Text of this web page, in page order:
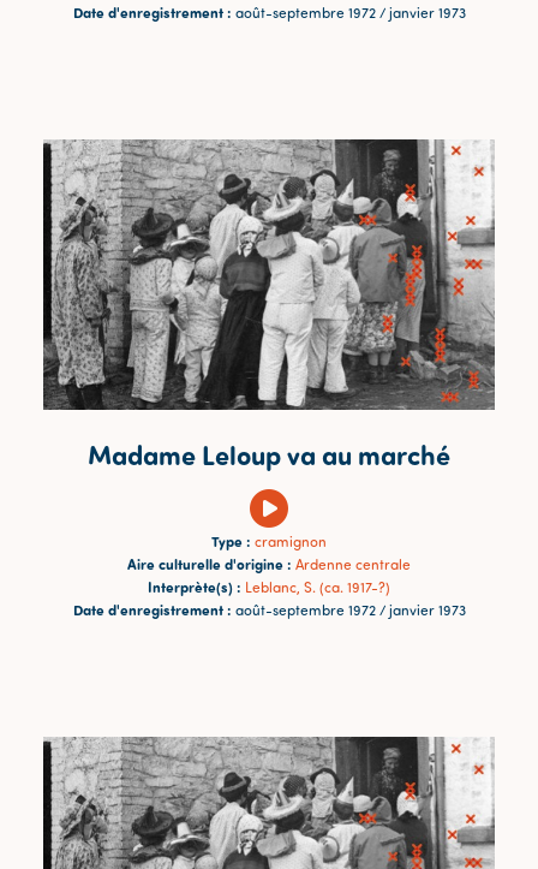
Date d'enregistrement : août-septembre 1972 / janvier 1973
Madame Leloup va au marché
Type : cramignon
Aire culturelle d'origine : Ardenne centrale
Interprète(s) : Leblanc, S. (ca. 1917-?)
Date d'enregistrement : août-septembre 1972 / janvier 1973